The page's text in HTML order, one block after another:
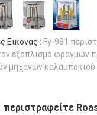
Εικόνας : Fy-981
εξοπλισμό φραγμών
μηχανών καλαμποκιού
περιστραφείτε